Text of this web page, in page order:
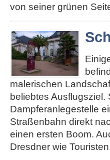
von seiner grünen
malerischen
beliebtes
Dampferanlegestelle
Straßenbahn direkt
einen ersten Boom.
Dresdner wie